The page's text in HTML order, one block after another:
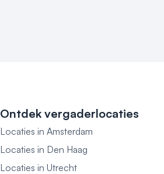
Ontdek vergaderlocaties
Locaties in Amsterdam
Locaties in Den Haag
Locaties in Utrecht